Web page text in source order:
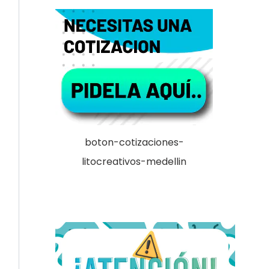
boton-cotizaciones-
litocreativos-medellin